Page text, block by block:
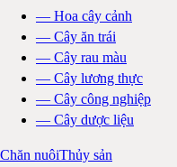
— Hoa cây cảnh
— Cây ăn trái
— Cây rau màu
— Cây lương thực
— Cây công nghiệp
— Cây dược liệu
Chăn nuôiThủy sản